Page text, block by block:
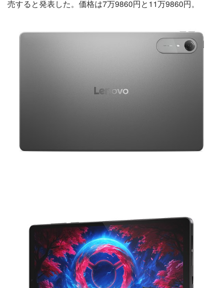
売すると発表した。価格は7万9860円と11万9860円。